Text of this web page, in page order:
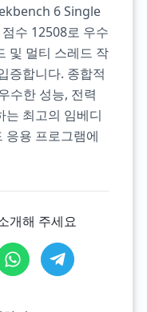
6 Single
수 12508로 우수
및 멀티 스레드 작
증합니다. 종합적
수한 성능, 전력
는 최고의 임베디
응용 프로그램에
개해 주세요